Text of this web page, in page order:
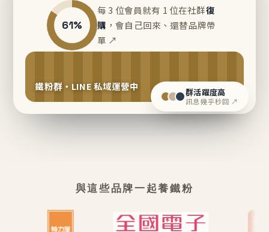
61%
每 3 位會員就有 1 位在社群復
購 ，會自己回來、還替品牌帶
單 ↗
鐵粉群・LINE 私域運營中 群活躍度高
訊息幾乎秒回 ↗
與這些品牌一起養鐵粉